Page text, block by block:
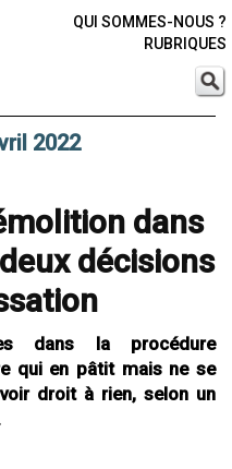
QUI SOMMES-NOUS ?
RUBRIQUES
2022
dans
décisions
dans la procédure
qui en pâtit mais ne se
droit à rien, selon un